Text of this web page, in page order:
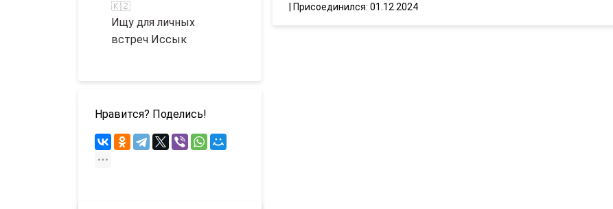
Присоединился: 01.12.2024
🇰🇿
Ищу для личных
встреч Иссык
Нравится? Поделись!